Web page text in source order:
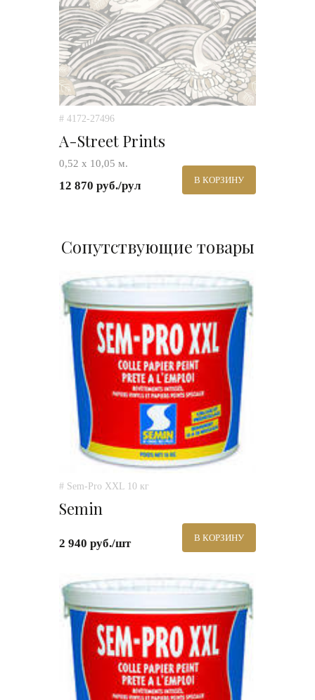
# 4172-27496
A-Street Prints
0,52 х 10,05 м.
12 870 руб./рул В КОРЗИНУ
Сопутствующие товары
# Sem-Pro XXL 10 кг
Semin
2 940 руб./шт В КОРЗИНУ